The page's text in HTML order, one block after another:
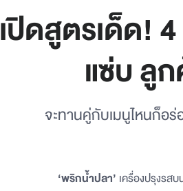
เปิดสูตรเด็ด!
แซ่บ ลู
จะทานคู่กับเมนูไหนก็อ
‘พริกน้ำปลา’ เครื่องปรุงรส